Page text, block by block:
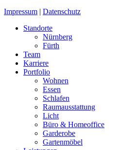
Impressum | Datenschutz
Standorte
Nürnberg
Fürth
Team
Karriere
Portfolio
Wohnen
Essen
Schlafen
Raumausstattung
Licht
Büro & Homeoffice
Garderobe
Gartenmöbel